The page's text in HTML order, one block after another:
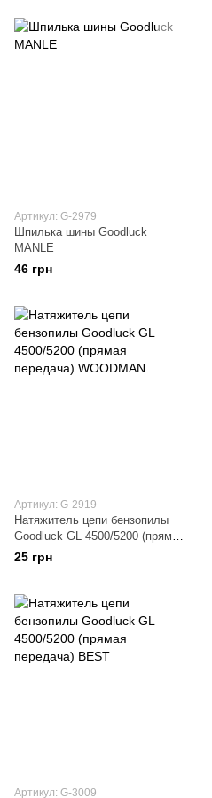
Артикул: G-2979
Шпилька шины Goodluck
MANLE
46 грн
Артикул: G-2919
Натяжитель цепи бензопилы
Goodluck GL 4500/5200 (прямая
передача) WOODMAN
25 грн
Артикул: G-3009